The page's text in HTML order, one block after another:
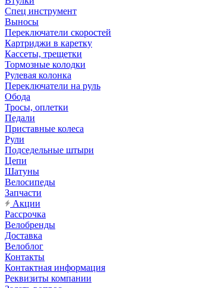
Спец инструмент
Выносы
Переключатели скоростей
Картриджи в каретку
Кассеты, трещетки
Тормозные колодки
Рулевая колонка
Переключатели на руль
Обода
Тросы, оплетки
Педали
Приставные колеса
Рули
Подседельные штыри
Цепи
Шатуны
Велосипеды
Запчасти
Акции
Рассрочка
Велобренды
Доставка
Велоблог
Контакты
Контактная информация
Реквизиты компании